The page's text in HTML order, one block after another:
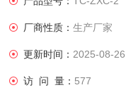
4. 浸泡过程中，水箱
厂商性质：生产厂家
更新时间： 2025-08-26
访 问 量： 577